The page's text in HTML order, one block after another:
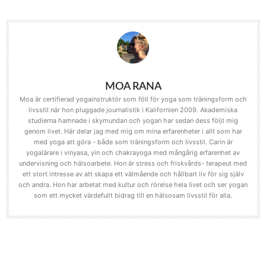
MOA RANA
Moa är certifierad yogainstruktör som föll för yoga som träningsform och
livsstil när hon pluggade journalistik i Kalifornien 2009. Akademiska
studierna hamnade i skymundan och yogan har sedan dess följt mig
genom livet. Här delar jag med mig om mina erfarenheter i allt som har
med yoga att göra - både som träningsform och livsstil. Carin är
yogalärare i vinyasa, yin och chakrayoga med mångårig erfarenhet av
undervisning och hälsoarbete. Hon är stress och friskvårds- terapeut med
ett stort intresse av att skapa ett välmående och hållbart liv för sig själv
och andra. Hon har arbetat med kultur och rörelse hela livet och ser yogan
som ett mycket värdefullt bidrag till en hälsosam livsstil för alla.